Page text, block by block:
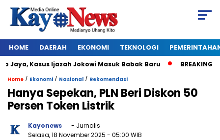
HOME DAERAH EKONOMI TEKNOLOGI
Kasus Ijazah Jokowi Masuk Babak Baru BREAKING
Home / Ekonomi / Nasional / Rekomendasi
Hanya Sepekan, PLN Beri Diskon 50
Persen Token Listrik
Kayonews
- Jurnalis
Selasa, 18 November 2025 - 05:00 WIB